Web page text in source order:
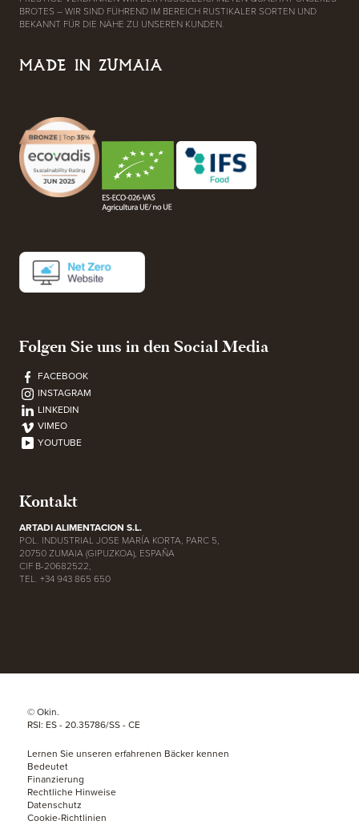
BROTES – WIR SIND FÜHREND IM BEREICH RUSTIKALER SORTEN UND
BEKANNT FÜR DIE NÄHE ZU UNSEREN KUNDEN.
MADE IN ZUMAIA
Folgen Sie uns in den Social Media
FACEBOOK
INSTAGRAM
LINKEDIN
VIMEO
YOUTUBE
Kontakt
ARTADI ALIMENTACION S.L.
POL. INDUSTRIAL JOSE MARÍA KORTA, PARC 5,
20750 ZUMAIA (GIPUZKOA), ESPAÑA
CIF B-20682522,
TEL. +34 943 865 650
© Okin.
RSI: ES - 20.35786/SS - CE
Lernen Sie unseren erfahrenen Bäcker kennen
Bedeutet
Finanzierung
Rechtliche Hinweise
Datenschutz
Cookie-Richtlinien